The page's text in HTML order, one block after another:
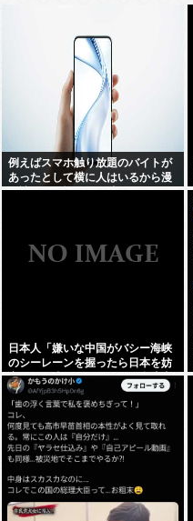
例えばスマホ触り放題のバイトが
あったとして横に人はいるから漫
画読むのは憚られる時って何すれ
日本人「嫌いな中国がバシー海峡
のシーレーンを握ったら日本を妨
害するに違いない、だから台湾支
援だムキー」つまりそういうこと
でしょ